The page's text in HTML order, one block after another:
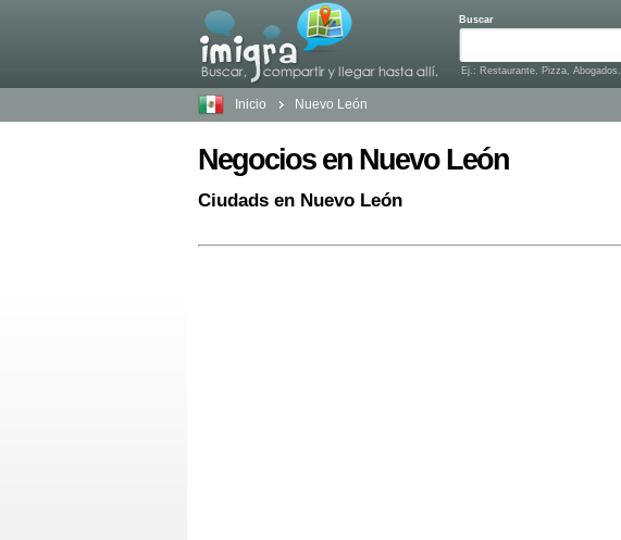
Buscar
Ej.: Restaurante, Pizza, Abogados.
Inicio Nuevo León
Negocios en Nuevo León
Ciudads en Nuevo León